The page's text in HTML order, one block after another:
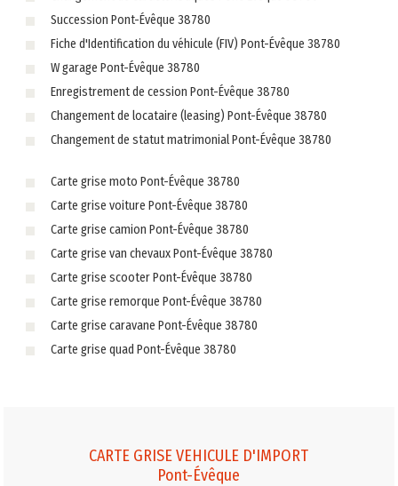
Succession Pont-Évêque 38780
Fiche d'Identification du véhicule (FIV) Pont-Évêque 38780
W garage Pont-Évêque 38780
Enregistrement de cession Pont-Évêque 38780
Changement de locataire (leasing) Pont-Évêque 38780
Changement de statut matrimonial Pont-Évêque 38780
Carte grise moto Pont-Évêque 38780
Carte grise voiture Pont-Évêque 38780
Carte grise camion Pont-Évêque 38780
Carte grise van chevaux Pont-Évêque 38780
Carte grise scooter Pont-Évêque 38780
Carte grise remorque Pont-Évêque 38780
Carte grise caravane Pont-Évêque 38780
Carte grise quad Pont-Évêque 38780
CARTE GRISE VEHICULE D'IMPORT
Pont-Évêque